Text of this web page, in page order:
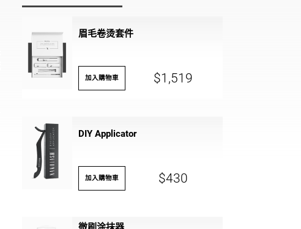
眉毛卷烫套件
加入購物車 $1,519
DIY Applicator
加入購物車 $430